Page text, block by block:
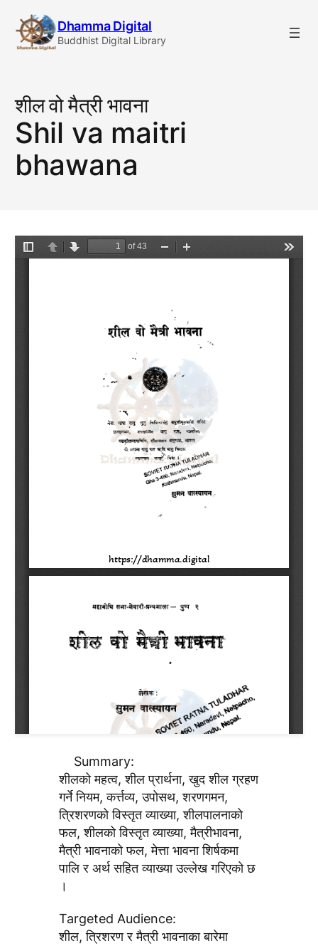
content
Dhamma Digital
Buddhist Digital Library
शील वो मैत्री भावना
Shil va maitri
bhawana
Summary:
शीलको महत्व, शील प्रार्थना, खुद शील ग्रहण
गर्ने नियम, कर्त्तव्य, उपोसथ, शरणगमन,
त्रिशरणको विस्तृत व्याख्या, शीलपालनाको
फल, शीलको विस्तृत व्याख्या, मैत्रीभावना,
मैत्री भावनाको फल, मेत्ता भावना शिर्षकमा
पालि र अर्थ सहित व्याख्या उल्लेख गरिएको छ
।
Targeted Audience:
शील, त्रिशरण र मैत्री भावनाका बारेमा